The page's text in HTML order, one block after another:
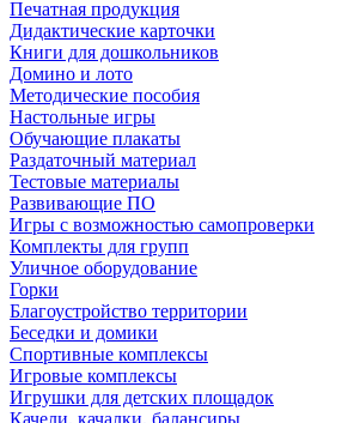
Печатная продукция
Дидактические карточки
Книги для дошкольников
Домино и лото
Методические пособия
Настольные игры
Обучающие плакаты
Раздаточный материал
Тестовые материалы
Развивающие ПО
Игры с возможностью самопроверки
Комплекты для групп
Уличное оборудование
Горки
Благоустройство территории
Беседки и домики
Спортивные комплексы
Игровые комплексы
Игрушки для детских площадок
Качели, качалки, балансиры